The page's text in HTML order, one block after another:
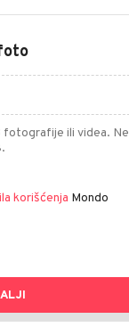
fotografije ili videa. Ne
korišćenja Mondo